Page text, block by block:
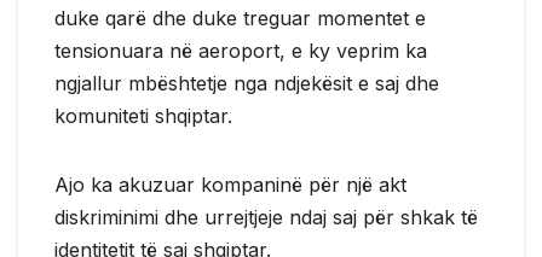
duke qarë dhe duke treguar momentet e
tensionuara në aeroport, e ky veprim ka
ngjallur mbështetje nga ndjekësit e saj dhe
komuniteti shqiptar.
Ajo ka akuzuar kompaninë për një akt
diskriminimi dhe urrejtjeje ndaj saj për shkak të
identitetit të saj shqiptar.